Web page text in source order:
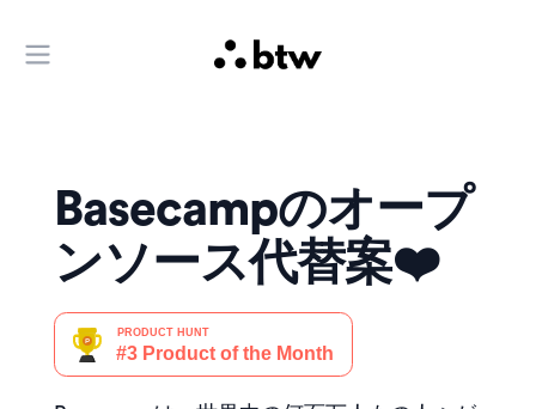
メインメニューを開く
Basecampのオープ
ンソース代替案❤️